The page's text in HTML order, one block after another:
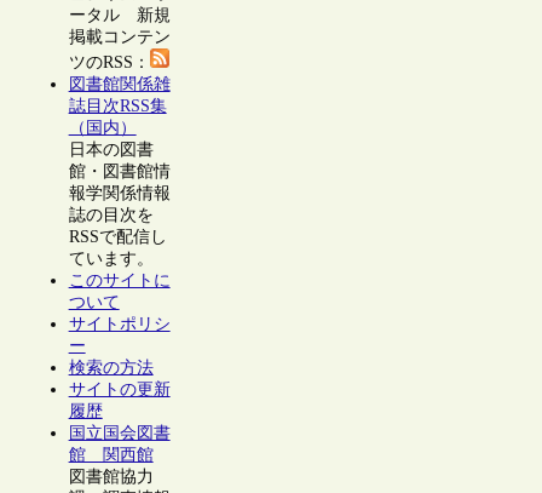
ータル 新規
掲載コンテン
ツのRSS：
図書館関係雑
誌目次RSS集
（国内）
日本の図書
館・図書館情
報学関係情報
誌の目次を
RSSで配信し
ています。
このサイトに
ついて
サイトポリシ
ー
検索の方法
サイトの更新
履歴
国立国会図書
館 関西館
図書館協力